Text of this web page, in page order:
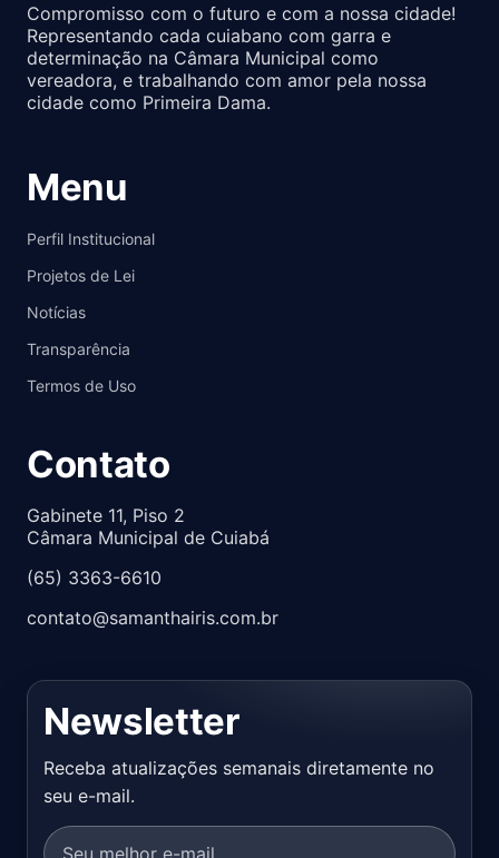
Compromisso com o futuro e com a nossa cidade!
Representando cada cuiabano com garra e
determinação na Câmara Municipal como
vereadora, e trabalhando com amor pela nossa
cidade como Primeira Dama.
Menu
Perfil Institucional
Projetos de Lei
Notícias
Transparência
Termos de Uso
Contato
Gabinete 11, Piso 2
Câmara Municipal de Cuiabá
(65) 3363-6610
contato@samanthairis.com.br
Newsletter
Receba atualizações semanais diretamente no
seu e-mail.